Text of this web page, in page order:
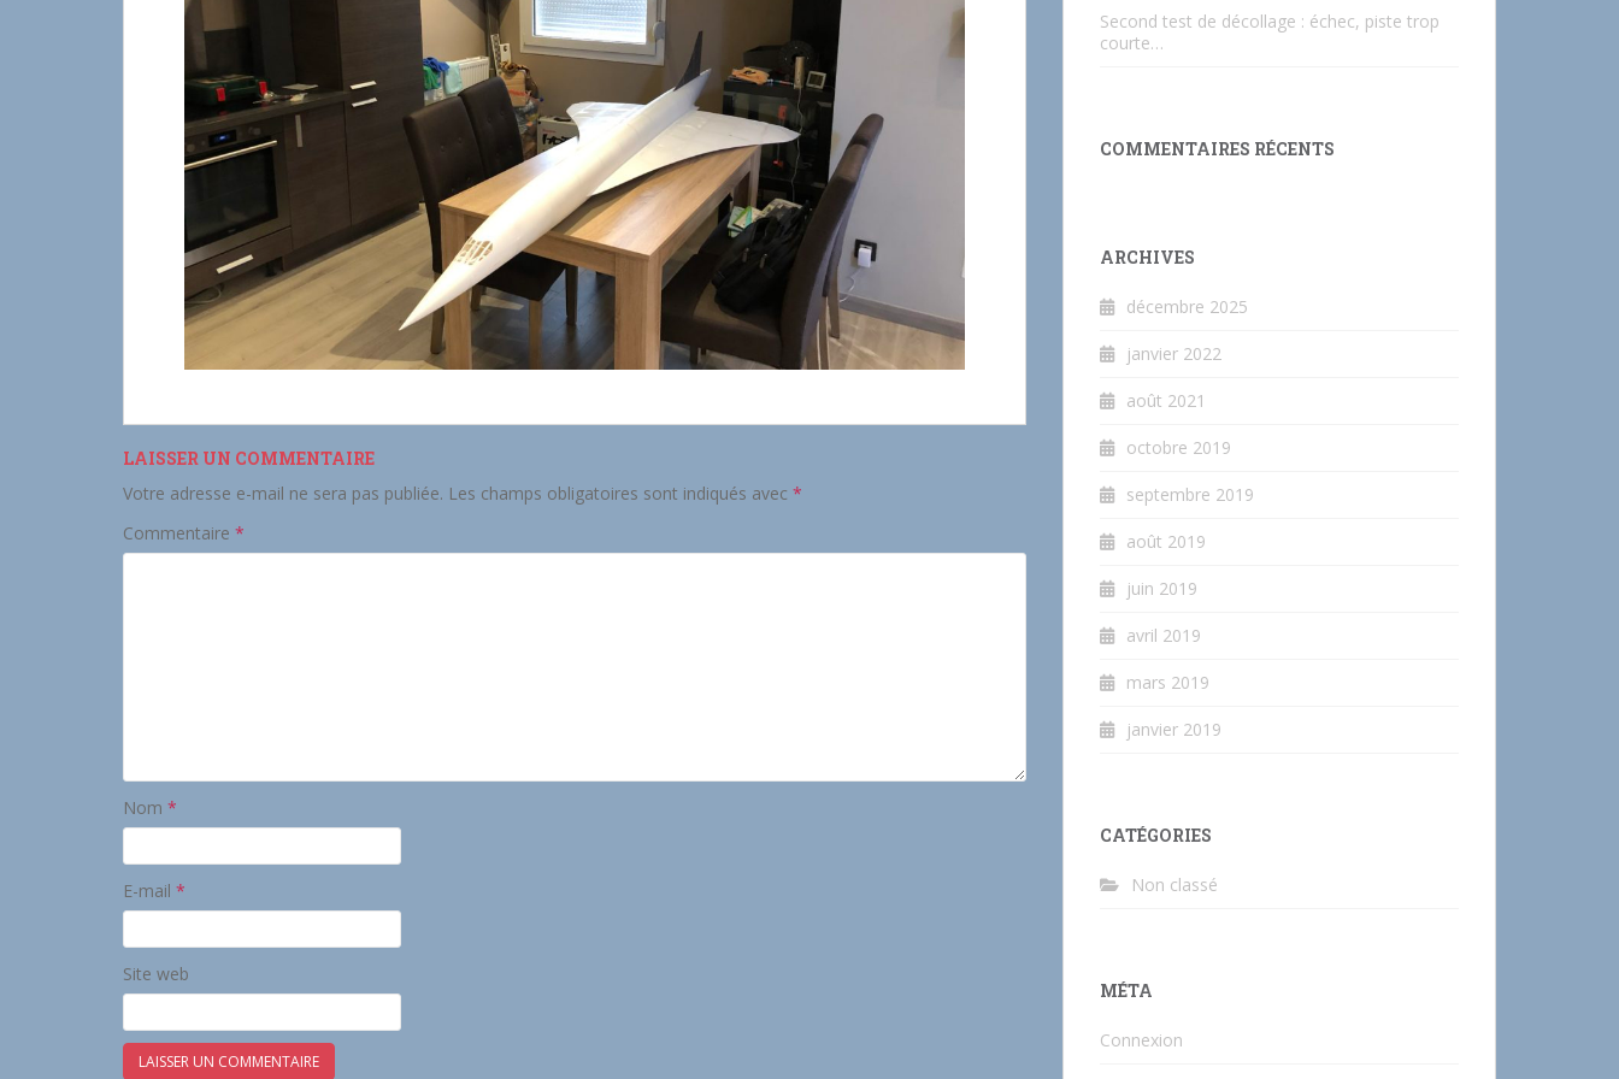
LAISSER UN COMMENTAIRE
Votre adresse e-mail ne sera pas publiée. Les champs obligatoires sont indiqués avec *
Commentaire *
Nom *
E-mail *
Site web
Second test de décollage : échec, piste trop
courte…
COMMENTAIRES RÉCENTS
ARCHIVES
décembre 2025
janvier 2022
août 2021
octobre 2019
septembre 2019
août 2019
juin 2019
avril 2019
mars 2019
janvier 2019
CATÉGORIES
Non classé
MÉTA
Connexion